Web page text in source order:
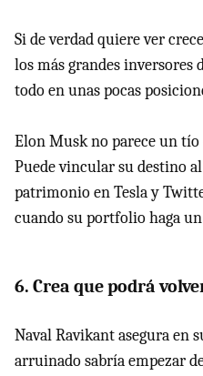
Si de verdad quiere ver
los más grandes
todo en unas pocas
Elon Musk no parece un tío
Puede vincular su destino
patrimonio en Tesla y
cuando su portfolio haga
6. Crea que podrá
Naval Ravikant asegura en
arruinado sabría empezar